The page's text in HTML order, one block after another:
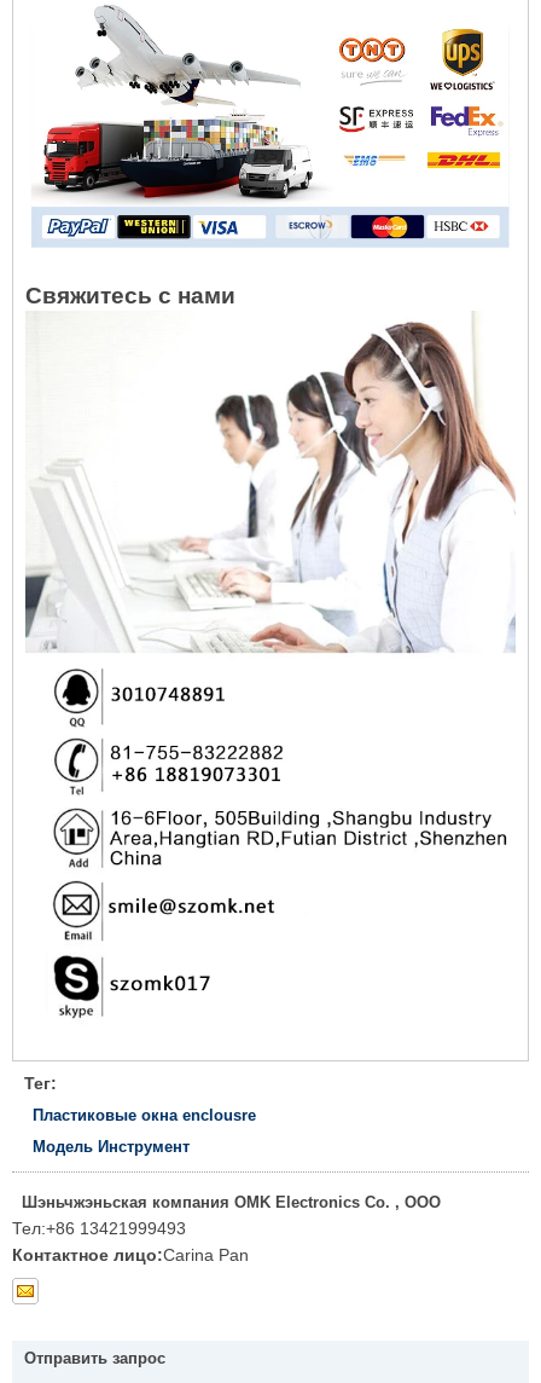
Свяжитесь с нами
Тег:
Пластиковые окна enclousre
Модель Инструмент
Шэньчжэньская компания OMK Electronics Co. , ООО
Тел:+86 13421999493
Контактное лицо:Carina Pan
Отправить запрос